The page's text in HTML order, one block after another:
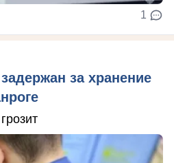
1
за хранение